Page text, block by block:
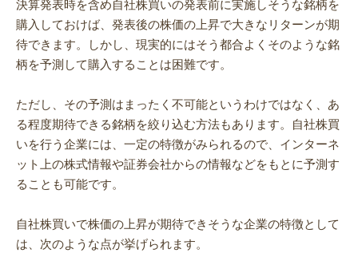
購入しておけば、発表後の株価の上昇で大きなリターンが期
待できます。しかし、現実的にはそう都合よくそのような銘
柄を予測して購入することは困難です。
ただし、その予測はまったく不可能というわけではなく、あ
る程度期待できる銘柄を絞り込む方法もあります。自社株買
いを行う企業には、一定の特徴がみられるので、インターネ
ット上の株式情報や証券会社からの情報などをもとに予測す
ることも可能です。
自社株買いで株価の上昇が期待できそうな企業の特徴として
は、次のような点が挙げられます。